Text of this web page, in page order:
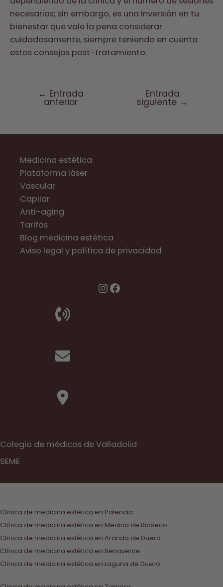
necesarias; sin embargo, es una inversión en tu
bienestar que vale la pena considerar
cuidadosamente, siempre teniendo en cuenta
estos consejos post-tratamiento.
Navegación
← Entrada
anterior
Entrada
siguiente →
Medicina estética
Plataforma láser
Vascular
Capilar
Anti-aging
Tarifas
Blog medicina estética
Aviso legal y política de privacidad
InstagramFacebook
Colegio de médicos de Valladolid
SEME
Clínica de medicina estética en Palencia
Clínica de medicina estética en Medina de Rioseco
Clínica de medicina estética en Aranda de Duero
Clínica de medicina estética en Benavente
Clínica de medicina estética en Laguna de Duero